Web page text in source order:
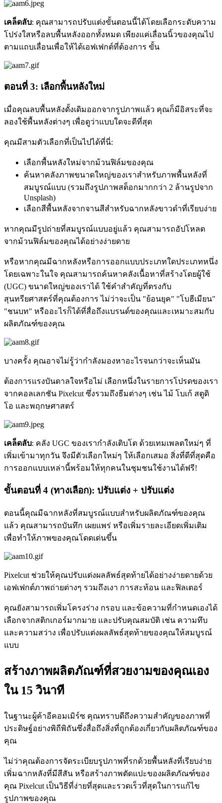
เคล็ดลับ: คุณสามารถปรับแต่งขั้นตอนนี้ได้โดยเลือกระดับความ
โปร่งใสหรือลบพื้นหลังออกทั้งหมด เพียงแค่เลื่อนนิ้วของคุณไป
ตามแถบเลื่อนเพื่อให้ได้เอฟเฟกต์ที่ต้องการ ขั้น
ตอนที่ 3: เลือกพื้นหลังใหม่
เมื่อคุณลบพื้นหลังดั้งเดิมออกจากรูปภาพแล้ว คุณก็มีอิสระที่จะ
ลองใช้พื้นหลังต่างๆ เพื่อดูว่าแบบใดจะดีที่สุด
คุณมีสามตัวเลือกที่เป็นไปได้ที่นี่:
เลือกพื้นหลังใหม่จากม้วนฟิล์มของคุณ
ค้นหาคลังภาพขนาดใหญ่ของเราสำหรับภาพพื้นหลังที่
สมบูรณ์แบบ (รวมถึงรูปภาพสต็อกมากกว่า 2 ล้านรูปจาก
Unsplash)
เลือกสีพื้นหลังจากจานสีสำหรับฉากหลังขาวดำที่เรียบง่าย
หากคุณมีรูปถ่ายที่สมบูรณ์แบบอยู่แล้ว คุณสามารถอัปโหลด
จากม้วนฟิล์มของคุณได้อย่างง่ายดาย
หรือหากคุณมีฉากหลังหรือการออกแบบประเภทใดประเภทหนึ่ง
โดยเฉพาะในใจ คุณสามารถค้นหาคลังเนื้อหาที่สร้างโดยผู้ใช้
(UGC) ขนาดใหญ่ของเราได้ ใช้คำสำคัญที่ตรงกับ
สุนทรียศาสตร์ที่คุณต้องการ ไม่ว่าจะเป็น "ย้อนยุค" "โบฮีเมียน"
"ชนบท" หรืออะไรก็ได้ที่สื่อถึงแบรนด์ของคุณและเหมาะสมกับ
ผลิตภัณฑ์ของคุณ
บางครั้ง คุณอาจไม่รู้ว่ากำลังมองหาอะไรจนกว่าจะเห็นมัน
ต้องการแรงบันดาลใจหรือไม่ เลือกหนึ่งในรายการโปรดของเรา
จากคอลเลกชัน Pixelcut ซึ่งรวมถึงธีมต่างๆ เช่น ไม้ โบเก้ สตูดิ
โอ และพฤกษศาสตร์
เคล็ดลับ: คลัง UGC ของเรากำลังเติบโต ด้วยเทมเพลตใหม่ๆ ที่
เพิ่มเข้ามาทุกวัน จึงมีตัวเลือกใหม่ๆ ให้เลือกเสมอ สิ่งที่ดีที่สุดคือ
การออกแบบเหล่านี้พร้อมให้ทุกคนในชุมชนใช้งานได้ฟรี!
ขั้นตอนที่ 4 (ทางเลือก): ปรับแต่ง + ปรับแต่ง
ตอนนี้คุณมีฉากหลังที่สมบูรณ์แบบสำหรับผลิตภัณฑ์ของคุณ
แล้ว คุณสามารถบันทึก เผยแพร่ หรือเพิ่มรายละเอียดเพิ่มเติม
เพื่อทำให้ภาพของคุณโดดเด่นขึ้น
Pixelcut ช่วยให้คุณปรับแต่งผลลัพธ์สุดท้ายได้อย่างง่ายดายด้วย
เอฟเฟกต์ภาพถ่ายต่างๆ รวมถึงเงา การสะท้อน และฟิลเตอร์
คุณยังสามารถเพิ่มโครงร่าง กรอบ และข้อความที่กำหนดเองได้
เลือกจากสติกเกอร์มากมาย และปรับคุณสมบัติ เช่น ความทึบ
และความสว่าง เพื่อปรับแต่งผลลัพธ์สุดท้ายของคุณให้สมบูรณ์
แบบ
สร้างภาพผลิตภัณฑ์ที่สวยงามของคุณเอง
ใน 15 วินาที
ในฐานะผู้ค้าอีคอมเมิร์ซ คุณทราบดีถึงความสำคัญของภาพที่
ประดิษฐ์อย่างพิถีพิถันซึ่งสื่อถึงสิ่งที่ถูกต้องเกี่ยวกับผลิตภัณฑ์ของ
คุณ
ไม่ว่าคุณต้องการจัดระเบียบรูปภาพที่รกด้วยพื้นหลังที่เรียบง่าย
เพิ่มฉากหลังที่มีสีสัน หรือสร้างภาพตัดแปะของผลิตภัณฑ์ของ
คุณ Pixelcut เป็นวิธีที่ง่ายที่สุดและรวดเร็วที่สุดในการแก้ไข
รูปภาพของคุณ